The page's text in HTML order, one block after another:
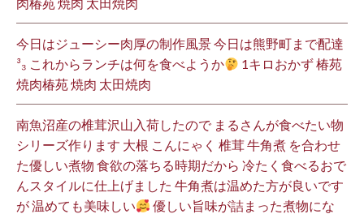
今日はジューシー肉厚の制作風景 今日は熊野町まで配達
³₃ これからランチは何を食べようか
1キロおかず 椿苑
焼肉椿苑 焼肉 太田焼肉
南魚沼産の椎茸沢山入荷したので まるさんが食べたい物
シリーズ作ります 大根 こんにゃく 椎茸 牛角煮 を合わせ
た優しい煮物 食欲の落ちる時期だから 冷たく食べるおで
んスタイルに仕上げました 牛角煮は温めた方が良いです
が 温めても美味しい
優しい旨味が詰まった煮物にな